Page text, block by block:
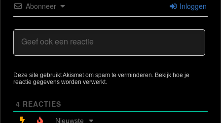
Abonneer Inloggen
Deze site gebruikt Akismet om spam te verminderen. Bekijk hoe je
reactie gegevens worden verwerkt.
4 REACTIES
Nieuwste